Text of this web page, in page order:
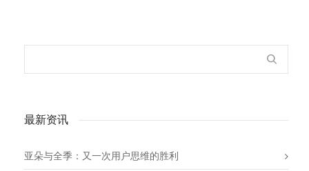
最新资讯
亚朵与全季：又一次用户思维的胜利